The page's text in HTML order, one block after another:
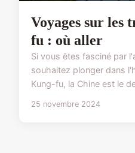
Voyages sur les
fu : où aller
Si vous êtes fasciné par
souhaitez plonger dans
Kung-fu, la Chine est le
25 novembre 2024